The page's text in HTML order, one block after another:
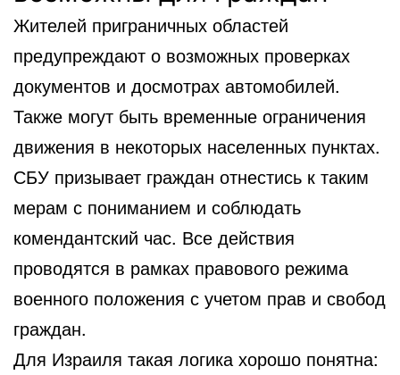
Жителей приграничных областей
предупреждают о возможных проверках
документов и досмотрах автомобилей.
Также могут быть временные ограничения
движения в некоторых населенных пунктах.
СБУ призывает граждан отнестись к таким
мерам с пониманием и соблюдать
комендантский час. Все действия
проводятся в рамках правового режима
военного положения с учетом прав и свобод
граждан.
Для Израиля такая логика хорошо понятна: